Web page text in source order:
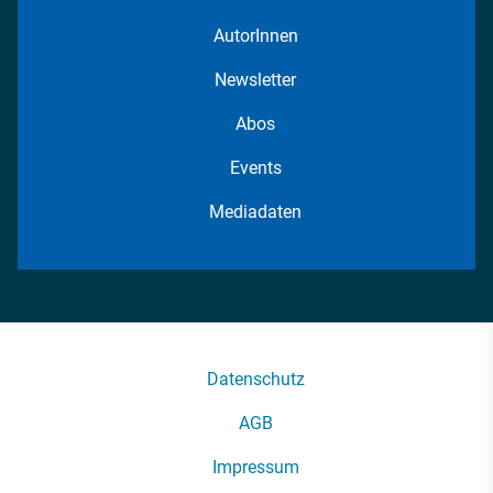
AutorInnen
Newsletter
Abos
Events
Mediadaten
Datenschutz
AGB
Impressum